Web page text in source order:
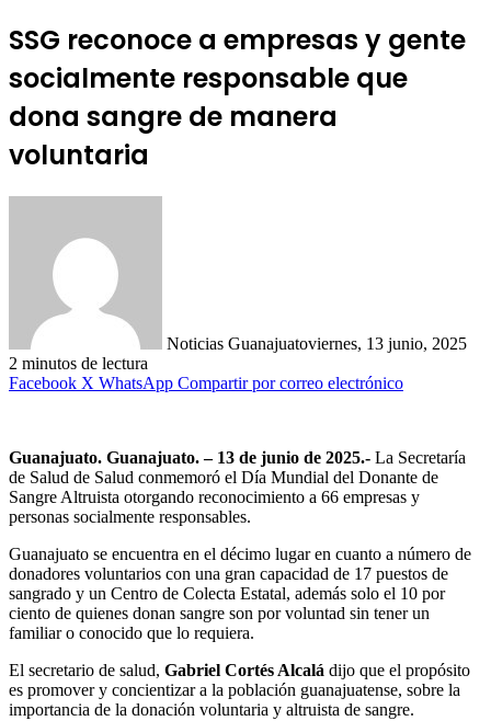
SSG reconoce a empresas y gente
socialmente responsable que
dona sangre de manera
voluntaria
Noticias Guanajuatoviernes, 13 junio, 2025
2 minutos de lectura
Facebook X WhatsApp Compartir por correo electrónico
Guanajuato. Guanajuato. – 13 de junio de 2025.- La Secretaría
de Salud de Salud conmemoró el Día Mundial del Donante de
Sangre Altruista otorgando reconocimiento a 66 empresas y
personas socialmente responsables.
Guanajuato se encuentra en el décimo lugar en cuanto a número de
donadores voluntarios con una gran capacidad de 17 puestos de
sangrado y un Centro de Colecta Estatal, además solo el 10 por
ciento de quienes donan sangre son por voluntad sin tener un
familiar o conocido que lo requiera.
El secretario de salud, Gabriel Cortés Alcalá dijo que el propósito
es promover y concientizar a la población guanajuatense, sobre la
importancia de la donación voluntaria y altruista de sangre.